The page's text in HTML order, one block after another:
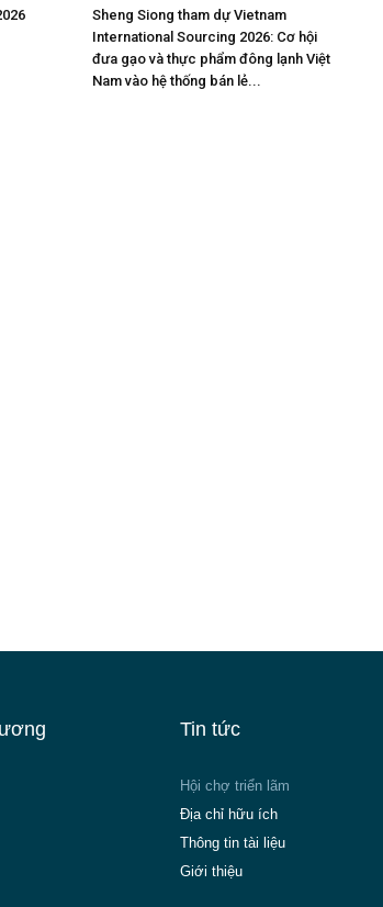
Sheng Siong tham dự Vietnam
International Sourcing 2026: Cơ hội
đưa gạo và thực phẩm đông lạnh Việt
Nam vào hệ thống bán lẻ...
Tin tức
Hội chợ triển lãm
Địa chỉ hữu ích
Thông tin tài liệu
Giới thiệu